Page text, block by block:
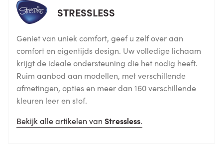
STRESSLESS
Geniet van uniek comfort, geef u zelf over aan
comfort en eigentijds design. Uw volledige lichaam
krijgt de ideale ondersteuning die het nodig heeft.
Ruim aanbod aan modellen, met verschillende
afmetingen, opties en meer dan 160 verschillende
kleuren leer en stof.
Bekijk alle artikelen van Stressless.